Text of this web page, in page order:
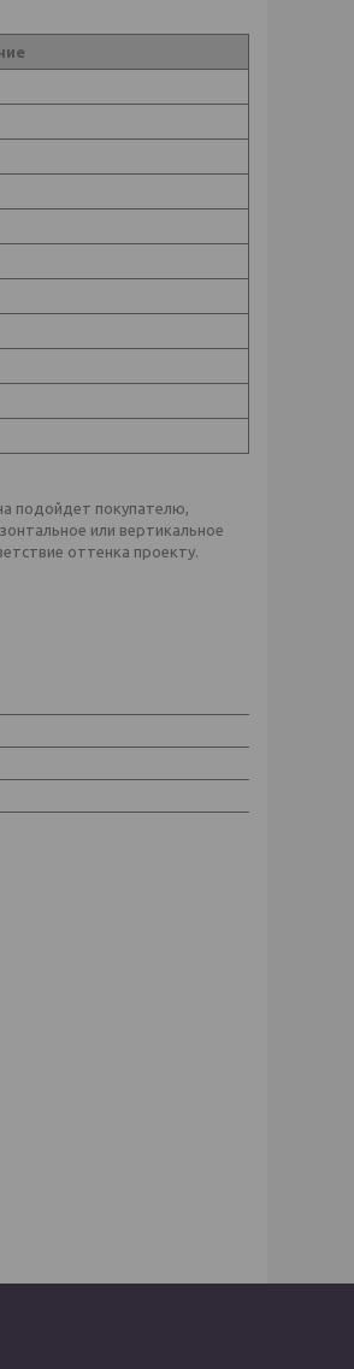
подойдет покупателю,
или вертикальное
оттенка проекту.